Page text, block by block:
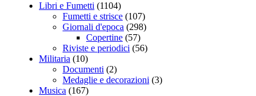
Libri e Fumetti (1104)
Fumetti e strisce (107)
Giornali d'epoca (298)
Copertine (57)
Riviste e periodici (56)
Militaria (10)
Documenti (2)
Medaglie e decorazioni (3)
Musica (167)